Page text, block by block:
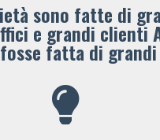
sono fatte di
e grandi clienti
fatta di